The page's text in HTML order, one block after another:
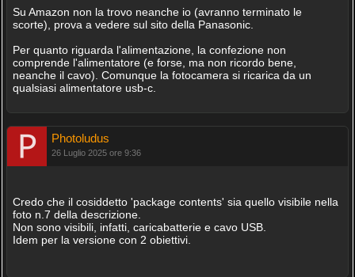
Su Amazon non la trovo neanche io (avranno terminato le
scorte), prova a vedere sul sito della Panasonic.
Per quanto riguarda l'alimentazione, la confezione non
comprende l'alimentatore (e forse, ma non ricordo bene,
neanche il cavo). Comunque la fotocamera si ricarica da un
qualsiasi alimentatore usb-c.
Photoludus
26 Luglio 2025 ore 9:36
Credo che il cosiddetto 'package contents' sia quello visibile nella
foto n.7 della descrizione.
Non sono visibili, infatti, caricabatterie e cavo USB.
Idem per la versione con 2 obiettivi.